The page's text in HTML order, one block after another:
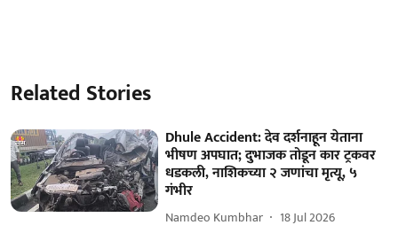
Related Stories
Dhule Accident: देव दर्शनाहून येताना
भीषण अपघात; दुभाजक तोडून कार ट्रकवर
धडकली, नाशिकच्या २ जणांचा मृत्यू, ५
गंभीर
Namdeo Kumbhar 18 Jul 2026